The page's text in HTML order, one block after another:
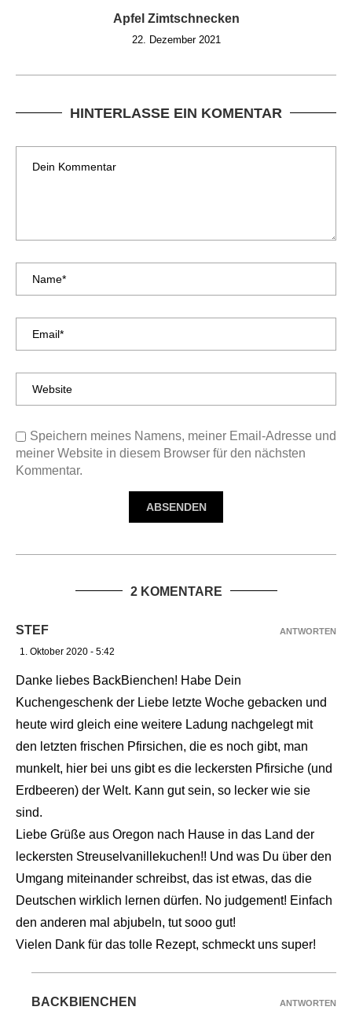
Apfel Zimtschnecken
22. Dezember 2021
HINTERLASSE EIN KOMENTAR
Speichern meines Namens, meiner Email-Adresse und
meiner Website in diesem Browser für den nächsten
Kommentar.
2 KOMENTARE
STEF
1. Oktober 2020 - 5:42
Danke liebes BackBienchen! Habe Dein
Kuchengeschenk der Liebe letzte Woche gebacken und
heute wird gleich eine weitere Ladung nachgelegt mit
den letzten frischen Pfirsichen, die es noch gibt, man
munkelt, hier bei uns gibt es die leckersten Pfirsiche (und
Erdbeeren) der Welt. Kann gut sein, so lecker wie sie
sind.
Liebe Grüße aus Oregon nach Hause in das Land der
leckersten Streuselvanillekuchen!! Und was Du über den
Umgang miteinander schreibst, das ist etwas, das die
Deutschen wirklich lernen dürfen. No judgement! Einfach
den anderen mal abjubeln, tut sooo gut!
Vielen Dank für das tolle Rezept, schmeckt uns super!
ANTWORTEN
BACKBIENCHEN ANTWORTEN